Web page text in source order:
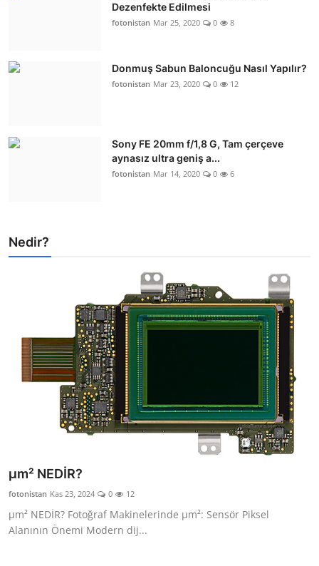
Dezenfekte Edilmesi
fotonistan Mar 25, 2020 0 8
Donmuş Sabun Baloncuğu Nasıl Yapılır?
fotonistan Mar 23, 2020 0 12
Sony FE 20mm f/1,8 G, Tam çerçeve
aynasız ultra geniş a...
fotonistan Mar 14, 2020 0 6
Nedir?
µm² NEDİR?
fotonistan Kas 23, 2024 0 12
µm² NEDİR? Fotoğraf Makinelerinde µm²: Sensör Piksel
Alanının Önemi Modern dij...